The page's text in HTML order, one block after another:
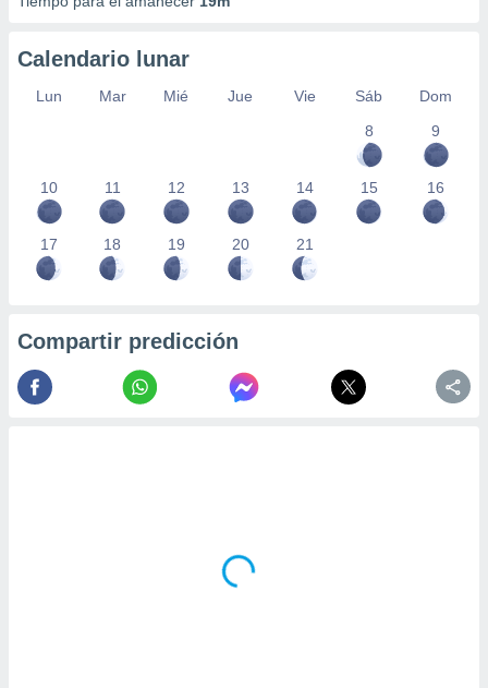
Calendario lunar
Lun Mar Mié Jue Vie Sáb
Dom
8
9
10 11 12 13 14 15 16
17 18 19 20 21
Compartir predicción